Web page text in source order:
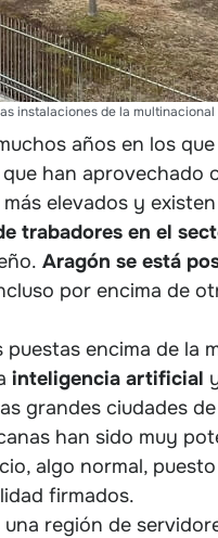
instalaciones de la
años en los
han aprovechado
elevados y
trabadores en el
Aragón se está
por encima de
encima de la
inteligencia artificial
grandes ciudades
han sido muy
algo normal,
firmados.
región de